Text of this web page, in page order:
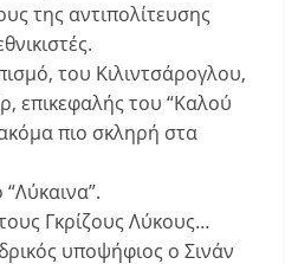
της αντιπολίτευσης
του Κιλιντσάρογλου,
επικεφαλής του “Καλού
πιο σκληρή στα
Γκρίζους Λύκους…
υποψήφιος ο Σινάν